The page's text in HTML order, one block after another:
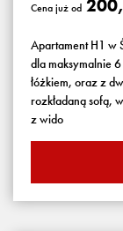
Cena już od
Apartament H1 w
dla maksymalnie
łóżkiem, oraz z
rozkładaną sofą,
z wido